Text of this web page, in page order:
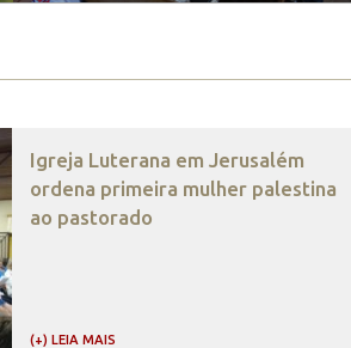
Igreja Luterana em Jerusalém
ordena primeira mulher palestina
ao pastorado
(+) LEIA MAIS